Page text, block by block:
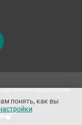
предприятие
понять, как вы